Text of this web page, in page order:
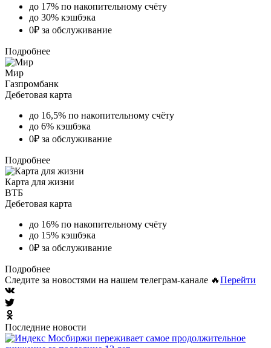
до 17% по накопительному счёту
до 30% кэшбэка
0₽ за обслуживание
Подробнее
Мир
Газпромбанк
Дебетовая карта
до 16,5% по накопительному счёту
до 6% кэшбэка
0₽ за обслуживание
Подробнее
Карта для жизни
ВТБ
Дебетовая карта
до 16% по накопительному счёту
до 15% кэшбэка
0₽ за обслуживание
Подробнее
Следите за новостями на нашем телеграм-канале 🔥Перейти
Последние новости